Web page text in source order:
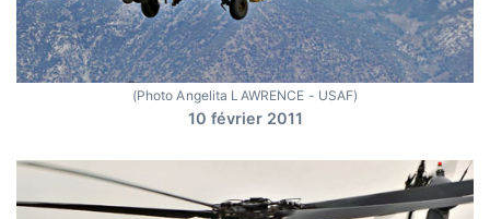
(Photo Angelita LAWRENCE - USAF)
10 février 2011